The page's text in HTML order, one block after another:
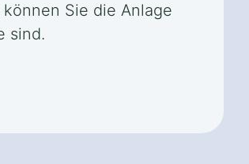
Sie die Anlage
sind.